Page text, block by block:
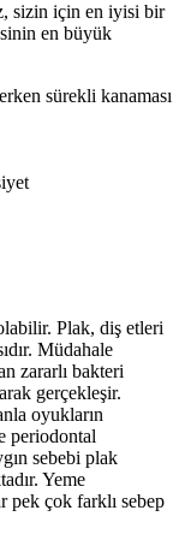
sizin için en iyisi bir
en büyük
sürekli kanaması
Plak, diş etleri
Müdahale
zararlı bakteri
gerçekleşir.
oyukların
periodontal
sebebi plak
Yeme
pek çok farklı sebep